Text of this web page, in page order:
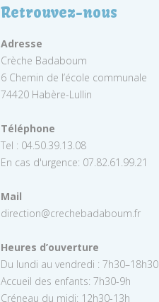
Retrouvez-nous
Adresse
Crèche Badaboum
6 Chemin de l’école communale
74420 Habère-Lullin
Téléphone
Tel : 04.50.39.13.08
En cas d'urgence: 07.82.61.99.21
Mail
direction@crechebadaboum.fr
Heures d’ouverture
Du lundi au vendredi : 7h30–18h30
Accueil des enfants: 7h30-9h
Créneau du midi: 12h30-13h